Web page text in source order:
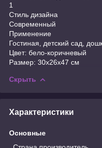
1
Стиль дизайна
Современный
Применение
Гостиная, детский сад,
Цвет: бело-коричневый
Размер: 30х26х47 см
Скрыть
Характеристики
Основные